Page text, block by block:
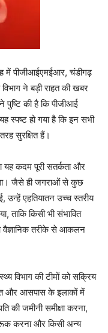
में पीजीआईएमईआर, चंडीगढ़
ने बड़ी राहत की खबर
पुष्टि की है कि पीजीआई
स्पष्ट हो गया है कि इन सभी
सुरक्षित हैं।
यह कदम पूरी सतर्कता और
था। जैसे ही जगराओं से कुछ
एहतियातन उच्च स्तरीय
ताकि किसी भी संभावित
वैज्ञानिक तरीके से आकलन
विभाग की टीमों को सक्रिय
और आसपास के इलाकों में
की जमीनी समीक्षा करना,
करना और किसी अन्य